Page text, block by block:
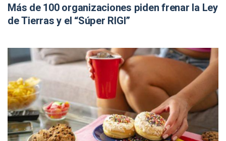
Más de 100 organizaciones piden frenar la Ley
de Tierras y el “Súper RIGI”